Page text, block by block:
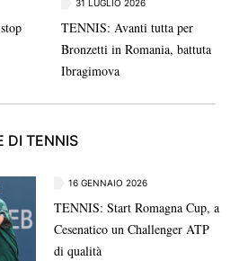
31 LUGLIO 2026
TENNIS: Avanti tutta per
Bronzetti in Romania, battuta
Ibragimova
DI TENNIS
16 GENNAIO 2026
TENNIS: Start Romagna Cup, a
Cesenatico un Challenger ATP
di qualità